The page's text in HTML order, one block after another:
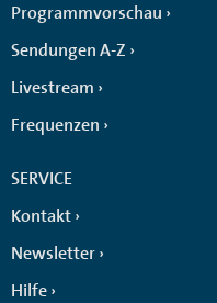
Programmvorschau
Sendungen A-Z
Livestream
Frequenzen
SERVICE
Kontakt
Newsletter
Hilfe